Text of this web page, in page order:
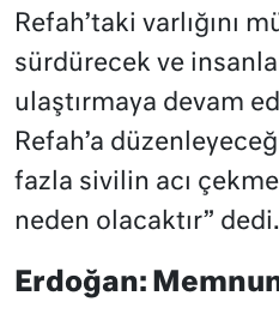
Refah’taki varlığını
sürdürecek ve
ulaştırmaya devam
Refah’a
fazla sivilin acı
neden olacaktır” dedi.
Erdoğan: